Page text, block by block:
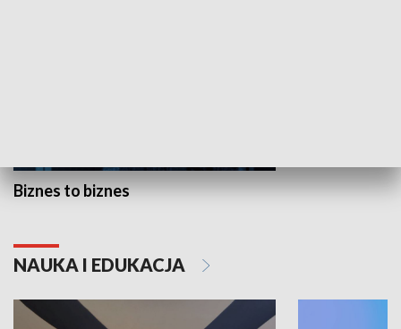
Biznes to biznes
NAUKA I EDUKACJA